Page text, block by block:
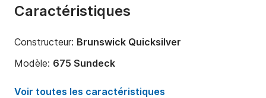
Caractéristiques
Constructeur: Brunswick Quicksilver
Modèle: 675 Sundeck
Voir toutes les caractéristiques